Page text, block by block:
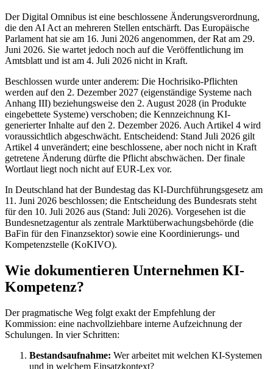
Der Digital Omnibus ist eine beschlossene Änderungsverordnung,
die den AI Act an mehreren Stellen entschärft. Das Europäische
Parlament hat sie am 16. Juni 2026 angenommen, der Rat am 29.
Juni 2026. Sie wartet jedoch noch auf die Veröffentlichung im
Amtsblatt und ist am 4. Juli 2026 nicht in Kraft.
Beschlossen wurde unter anderem: Die Hochrisiko-Pflichten
werden auf den 2. Dezember 2027 (eigenständige Systeme nach
Anhang III) beziehungsweise den 2. August 2028 (in Produkte
eingebettete Systeme) verschoben; die Kennzeichnung KI-
generierter Inhalte auf den 2. Dezember 2026. Auch Artikel 4 wird
voraussichtlich abgeschwächt. Entscheidend: Stand Juli 2026 gilt
Artikel 4 unverändert; eine beschlossene, aber noch nicht in Kraft
getretene Änderung dürfte die Pflicht abschwächen. Der finale
Wortlaut liegt noch nicht auf EUR-Lex vor.
In Deutschland hat der Bundestag das KI-Durchführungsgesetz am
11. Juni 2026 beschlossen; die Entscheidung des Bundesrats steht
für den 10. Juli 2026 aus (Stand: Juli 2026). Vorgesehen ist die
Bundesnetzagentur als zentrale Marktüberwachungsbehörde (die
BaFin für den Finanzsektor) sowie eine Koordinierungs- und
Kompetenzstelle (KoKIVO).
Wie dokumentieren Unternehmen KI-
Kompetenz?
Der pragmatische Weg folgt exakt der Empfehlung der
Kommission: eine nachvollziehbare interne Aufzeichnung der
Schulungen. In vier Schritten:
Bestandsaufnahme: Wer arbeitet mit welchen KI-Systemen
und in welchem Einsatzkontext?